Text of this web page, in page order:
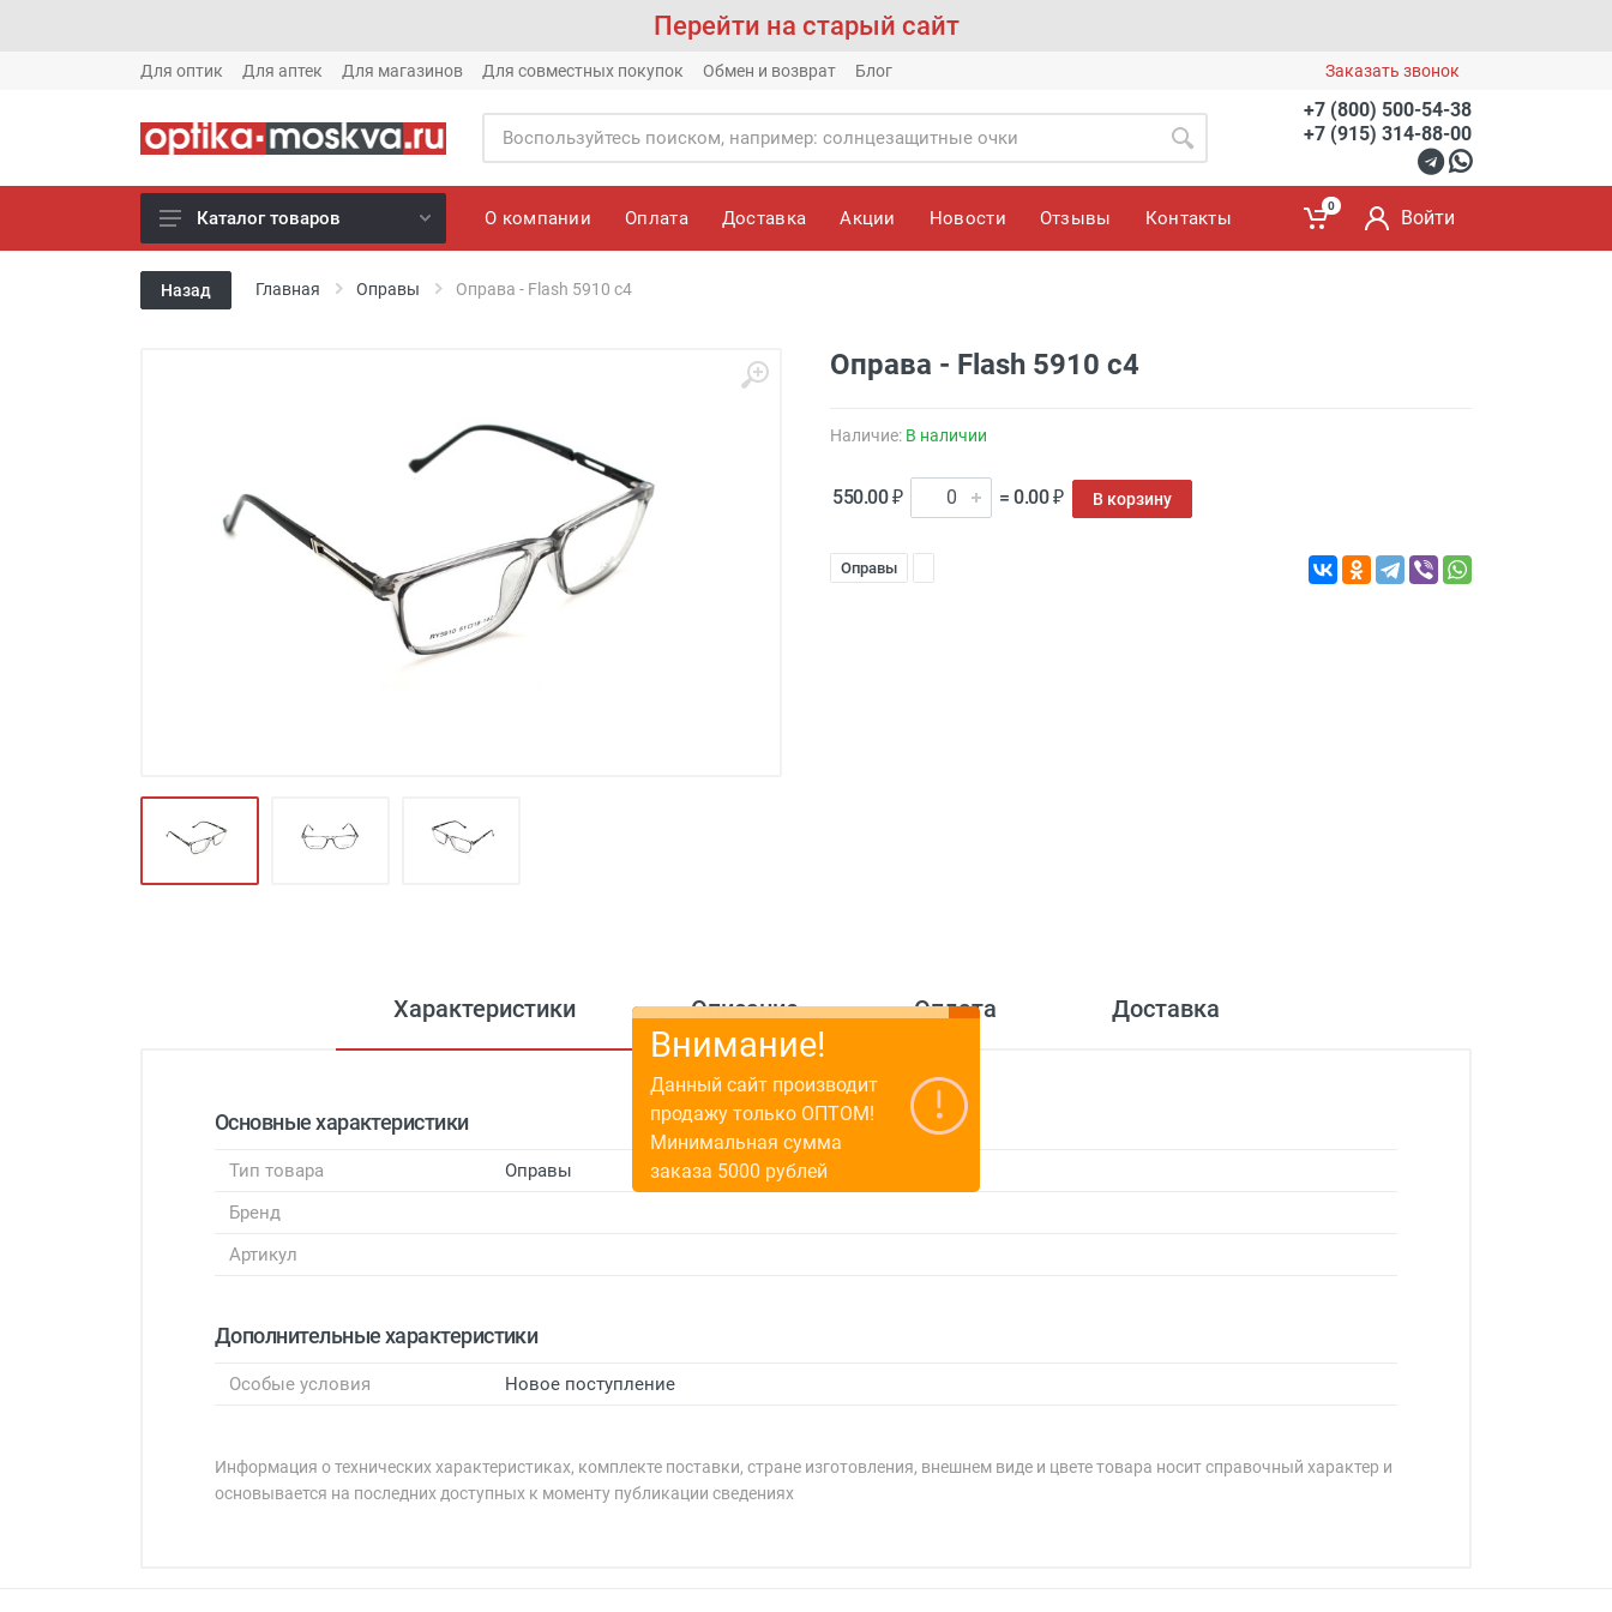
Перейти на старый сайт
Для оптик Для аптек Для магазинов Для совместных покупок Обмен и возврат Блог Заказать звонок
+7 (800) 500-54-38
+7 (915) 314-88-00
Новое готовые очки (1621)
Новое солнце (1613)
Известные бренды (212)
Футляры и мешки (1412)
Красота и здоровье (353)
Каталог товаров О компании Оплата Доставка Акции Новости Отзывы Контакты
0
Войти
Назад Главная Оправы Оправа - Flash 5910 c4
Оправа - Flash 5910 c4
Наличие: В наличии
550.00 ₽ = 0.00 ₽ В корзину
Оправы
Характеристики Описание Оплата Доставка
Основные характеристики
Тип товара
Оправы
Бренд
Артикул
Дополнительные характеристики
Особые условия Новое поступление
Информация о технических характеристиках, комплекте поставки, стране изготовления, внешнем виде и цвете товара носит справочный характер и
основывается на последних доступных к моменту публикации сведениях
Внимание!
Данный сайт производит
продажу только ОПТОМ!
Минимальная сумма
заказа 5000 рублей